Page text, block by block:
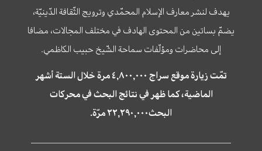
يهدف لنشر معارف الإسلام المحمّدي وترويج الثّقافة الدّينيّة،
يضمّ بساتين من المحتوى الهادف في مختلف المجالات، مضافا
إلى محاضرات ومؤلّفات سماحة الشّيخ حبيب الكاظمي.
تمّت زيارة موقع سراج ٤,٨٠٠,٠٠٠ مرة خلال الستة أشهر
الماضية، كما ظهر في نتائج البحث في محركات
البحث٢٢,٢٩٠,٠٠٠ مرّة.